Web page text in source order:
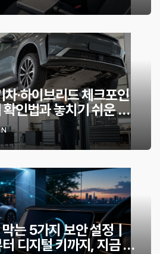
·하이브리드 체크포인
인법과 놓치기 쉬운 위
는 5가지 보안 설정｜
디지털 키까지, 지금 확